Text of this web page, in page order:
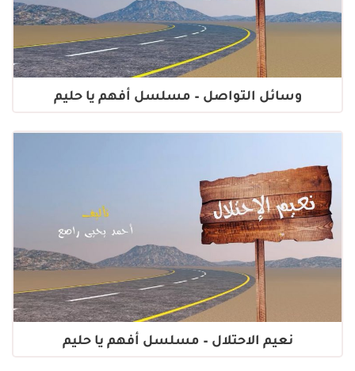
وسائل التواصل – مسلسل أفهم يا حليم
نعيم الاحتلال – مسلسل أفهم يا حليم